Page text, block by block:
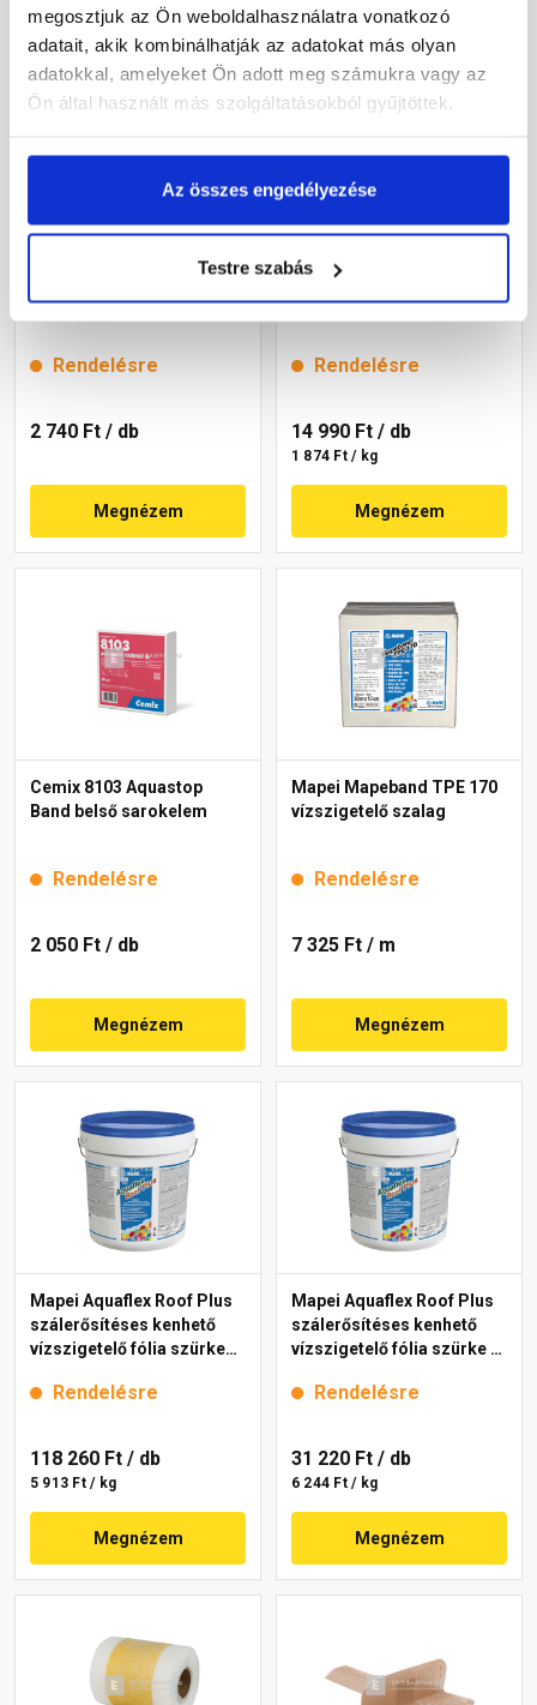
megosztjuk az Ön weboldalhasználatra vonatkozó
adatait, akik kombinálhatják az adatokat más olyan
adatokkal, amelyeket Ön adott meg számukra vagy az
Ön által használt más szolgáltatásokból gyűjtöttek.
Az összes engedélyezése
Testre szabás
Mapei Mapeband Easy
mandzsetta 20x20 cm
Rendelésre
2 740 Ft / db
Megnézem
Murexin PD 1K Profi
vastagfólia 8 kg
Rendelésre
14 990 Ft / db
1 874 Ft / kg
Megnézem
Cemix 8103 Aquastop
Band belső sarokelem
Rendelésre
2 050 Ft / db
Megnézem
Mapei Mapeband TPE 170
vízszigetelő szalag
Rendelésre
7 325 Ft / m
Megnézem
Mapei Aquaflex Roof Plus
szálerősítéses kenhető
vízszigetelő fólia szürke
Rendelésre
118 260 Ft / db
5 913 Ft / kg
Megnézem
Mapei Aquaflex Roof Plus
szálerősítéses kenhető
vízszigetelő fólia szürke 5
Rendelésre
31 220 Ft / db
6 244 Ft / kg
Megnézem